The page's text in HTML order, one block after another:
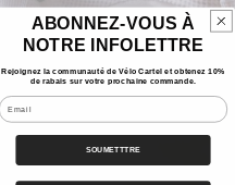
ABONNEZ-VOUS À
NOTRE INFOLETTRE
Rejoignez la communauté de Vélo Cartel et obtenez 10%
de rabais sur votre prochaine commande.
Email
SOUMETTTRE